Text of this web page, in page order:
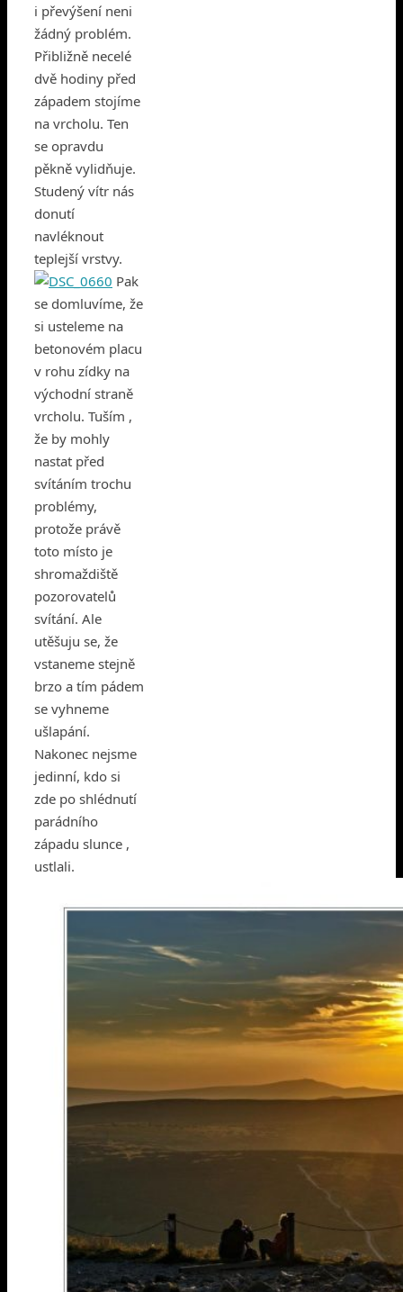
i převýšení neni
žádný problém.
Přibližně necelé
dvě hodiny před
západem stojíme
na vrcholu. Ten
se opravdu
pěkně vylidňuje.
Studený vítr nás
donutí
navléknout
teplejší vrstvy.
Pak
se domluvíme, že
si usteleme na
betonovém placu
v rohu zídky na
východní straně
vrcholu. Tuším ,
že by mohly
nastat před
svítáním trochu
problémy,
protože právě
toto místo je
shromaždiště
pozorovatelů
svítání. Ale
utěšuju se, že
vstaneme stejně
brzo a tím pádem
se vyhneme
ušlapání.
Nakonec nejsme
jedinní, kdo si
zde po shlédnutí
parádního
západu slunce ,
ustlali.